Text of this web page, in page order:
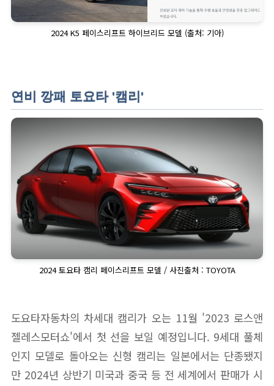
2024 K5 페이스리프트 하이브리드 모델 (출처: 기아)
연비 깡패 토요타 '캠리'
2024 토요타 캠리 페이스리프트 모델 / 사진출처 : TOYOTA
도요타자동차의 차세대 캠리가 오는 11월 '2023 로스앤
젤레스모터쇼'에서 첫 선을 보일 예정입니다. 9세대 풀체
인지 모델로 돌아오는 신형 캠리는 일본에서는 단종됐지
만 2024년 상반기 미국과 중국 등 전 세계에서 판매가 시